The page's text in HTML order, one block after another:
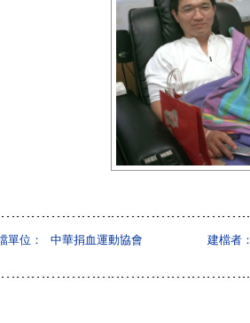
單位： 中華捐血運動協會 建檔者：